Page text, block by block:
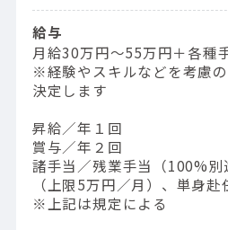
給与
月給30万円～55万円＋各種
※経験やスキルなどを考慮
決定します
昇給／年１回
賞与／年２回
諸手当／残業手当（100%別
（上限5万円／月）、単身赴
※上記は規定による